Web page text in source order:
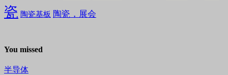
瓷 陶瓷基板 陶瓷，展会
You missed
半导体